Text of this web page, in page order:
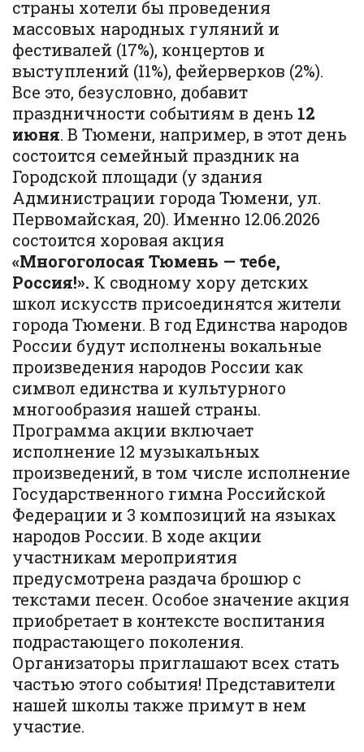
страны хотели бы проведения
массовых народных гуляний и
фестивалей (17%), концертов и
выступлений (11%), фейерверков (2%).
Все это, безусловно, добавит
праздничности событиям в день 12
июня. В Тюмени, например, в этот день
состоится семейный праздник на
Городской площади (у здания
Администрации города Тюмени, ул.
Первомайская, 20). Именно 12.06.2026
состоится хоровая акция
«Многоголосая Тюмень — тебе,
Россия!». К сводному хору детских
школ искусств присоединятся жители
города Тюмени. В год Единства народов
России будут исполнены вокальные
произведения народов России как
символ единства и культурного
многообразия нашей страны.
Программа акции включает
исполнение 12 музыкальных
произведений, в том числе исполнение
Государственного гимна Российской
Федерации и 3 композиций на языках
народов России. В ходе акции
участникам мероприятия
предусмотрена раздача брошюр с
текстами песен. Особое значение акция
приобретает в контексте воспитания
подрастающего поколения.
Организаторы приглашают всех стать
частью этого события! Представители
нашей школы также примут в нем
участие.